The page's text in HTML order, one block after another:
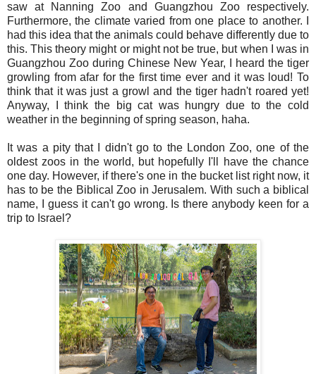
saw at Nanning Zoo and Guangzhou Zoo respectively.
Furthermore, the climate varied from one place to another. I
had this idea that the animals could behave differently due to
this. This theory might or might not be true, but when I was in
Guangzhou Zoo during Chinese New Year, I heard the tiger
growling from afar for the first time ever and it was loud! To
think that it was just a growl and the tiger hadn't roared yet!
Anyway, I think the big cat was hungry due to the cold
weather in the beginning of spring season, haha.
It was a pity that I didn't go to the London Zoo, one of the
oldest zoos in the world, but hopefully I'll have the chance
one day. However, if there's one in the bucket list right now, it
has to be the Biblical Zoo in Jerusalem. With such a biblical
name, I guess it can't go wrong. Is there anybody keen for a
trip to Israel?